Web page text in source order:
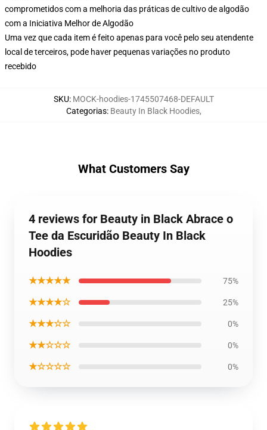
comprometidos com a melhoria das práticas de cultivo de algodão
com a Iniciativa Melhor de Algodão
Uma vez que cada item é feito apenas para você pelo seu atendente
local de terceiros, pode haver pequenas variações no produto
recebido
SKU: MOCK-hoodies-1745507468-DEFAULT
Categorias: Beauty In Black Hoodies,
What Customers Say
4 reviews for Beauty in Black Abrace o
Tee da Escuridão Beauty In Black
Hoodies
★★★★★ 75%
★★★★☆ 25%
★★★☆☆ 0%
★★☆☆☆ 0%
★☆☆☆☆ 0%